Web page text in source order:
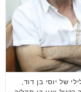
של יוסי בן דוד,